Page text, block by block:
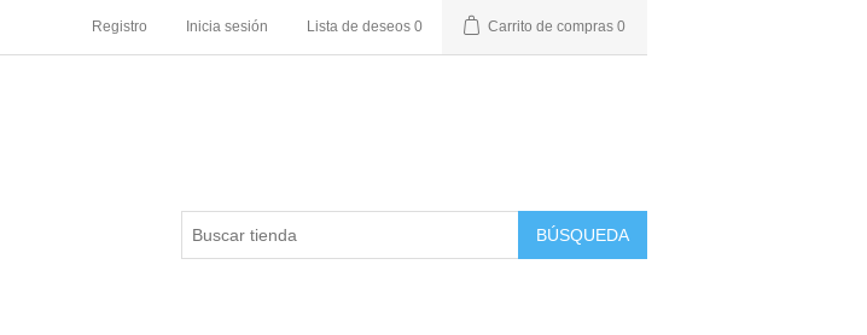
Registro Inicia sesión Lista de deseos 0 Carrito de compras 0
BÚSQUEDA